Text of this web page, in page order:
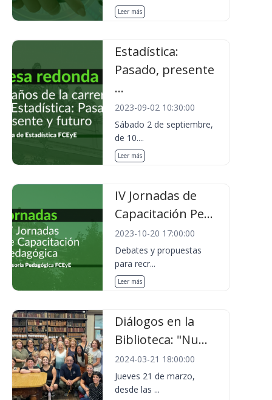
Leer más
Estadística:
Pasado, presente
...
2023-09-02 10:30:00
Sábado 2 de septiembre,
de 10....
Leer más
IV Jornadas de
Capacitación Pe...
2023-10-20 17:00:00
Debates y propuestas
para recr...
Leer más
Diálogos en la
Biblioteca: "Nu...
2024-03-21 18:00:00
Jueves 21 de marzo,
desde las ...